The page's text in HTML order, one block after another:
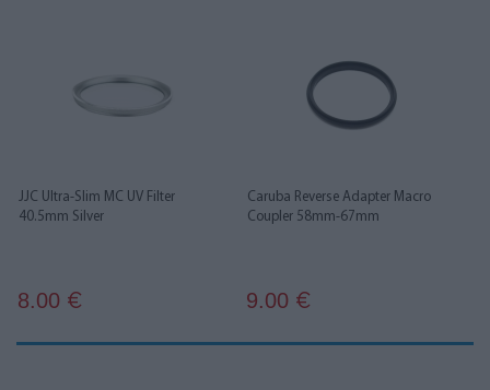
JJC Ultra-Slim MC UV Filter
40.5mm Silver
8.00 €
Caruba Reverse Adapter Macro
Coupler 58mm-67mm
9.00 €